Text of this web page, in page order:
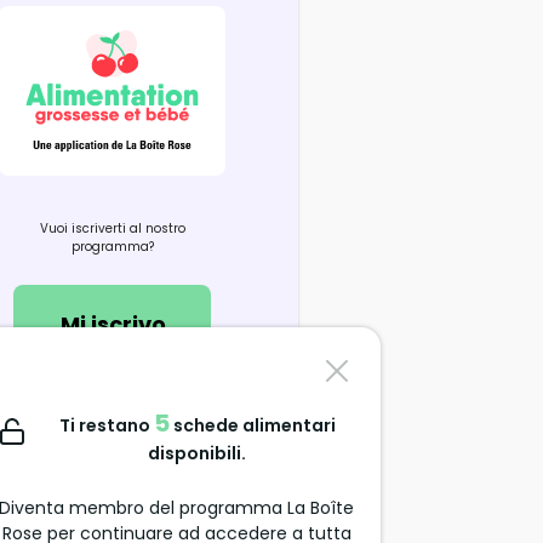
Vuoi iscriverti al nostro
programma?
Mi iscrivo
Contattaci
support@alimentation-
Ti restano 5schede alimentari
disponibili.
Diventa membro del programma La Boîte
Rose per continuare ad accedere a tutta